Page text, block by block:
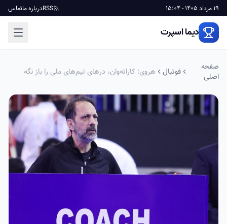
19 مرداد 1405 - 15:04 RSSدرباره ماتماس
دیما اسپرت
صفحه
اصلی
فوتبال
هروی: کاراته‌وان، درهای تیم‌های ملی را باز نگه